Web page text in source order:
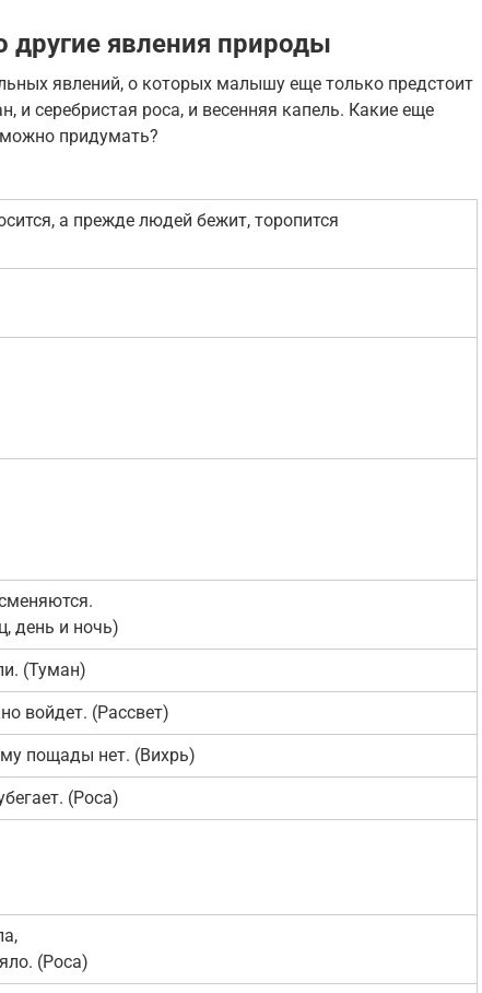
другие явления природы
явлений, о которых малышу еще только предстоит
и серебристая роса, и весенняя капель. Какие еще
придумать?
а прежде людей бежит, торопится
день и ночь)
(Туман)
войдет. (Рассвет)
пощады нет. (Вихрь)
(Роса)
(Роса)